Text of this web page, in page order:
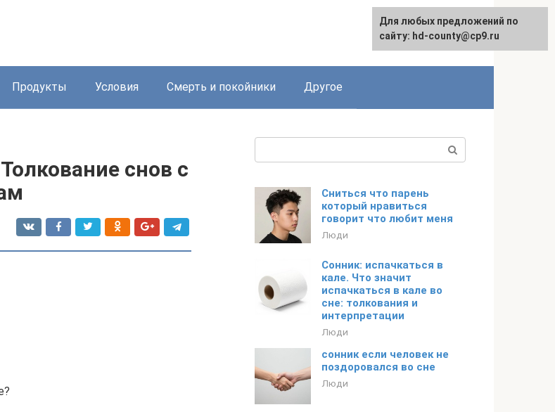
Продукты Условия Смерть и покойники Другое
снов с
Сниться что парень
который нравиться
говорит что любит меня
Люди
Сонник: испачкаться в
кале. Что значит
испачкаться в кале во
сне: толкования и
интерпретации
Люди
сонник если человек не
поздоровался во сне
Люди
Для любых предложений по
сайту: hd-county@cp9.ru